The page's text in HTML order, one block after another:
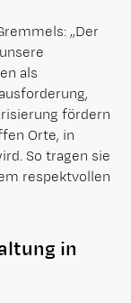
„Der
als
fördern
Orte, in
So tragen sie
respektvollen
in